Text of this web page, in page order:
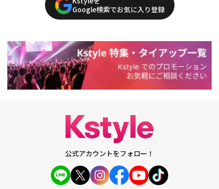
Google検索でお気に入り登録
公式アカウントをフォロー！